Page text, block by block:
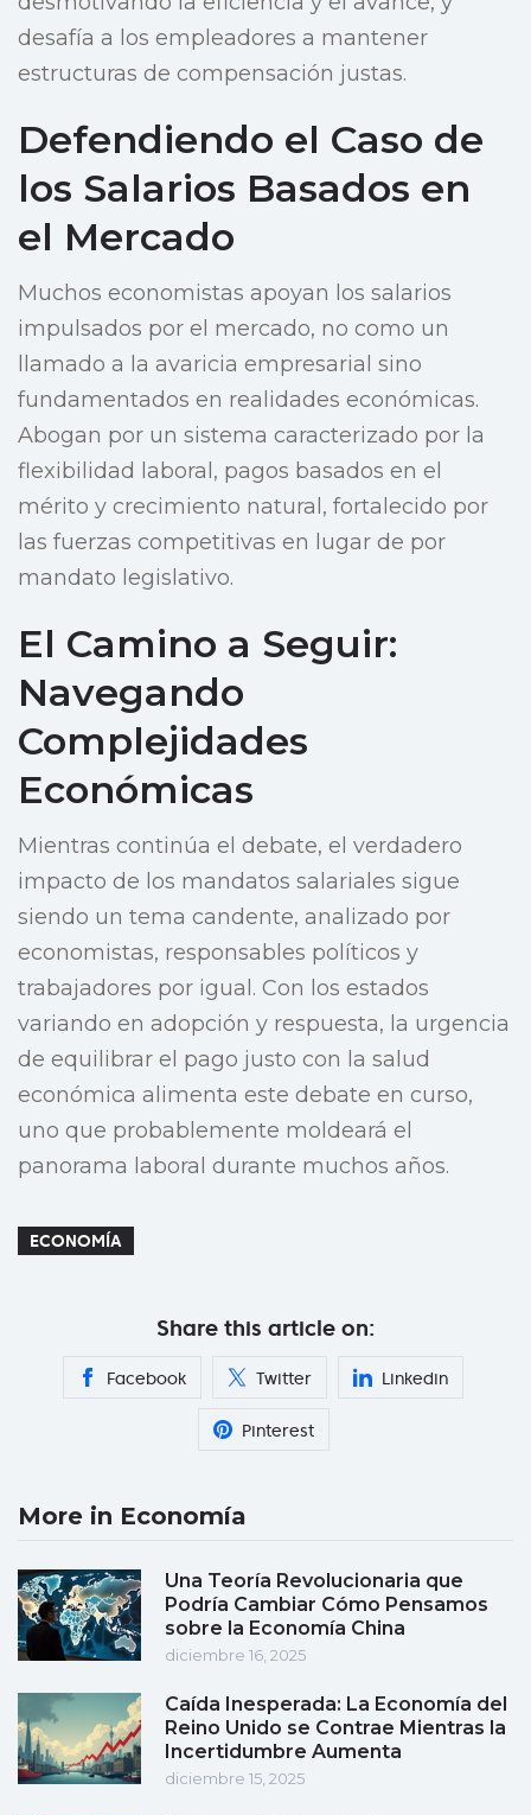
desafía a los empleadores a mantener
estructuras de compensación justas.
Defendiendo el Caso de
los Salarios Basados en
el Mercado
Muchos economistas apoyan los salarios
impulsados por el mercado, no como un
llamado a la avaricia empresarial sino
fundamentados en realidades económicas.
Abogan por un sistema caracterizado por la
flexibilidad laboral, pagos basados en el
mérito y crecimiento natural, fortalecido por
las fuerzas competitivas en lugar de por
mandato legislativo.
El Camino a Seguir:
Navegando
Complejidades
Económicas
Mientras continúa el debate, el verdadero
impacto de los mandatos salariales sigue
siendo un tema candente, analizado por
economistas, responsables políticos y
trabajadores por igual. Con los estados
variando en adopción y respuesta, la urgencia
de equilibrar el pago justo con la salud
económica alimenta este debate en curso,
uno que probablemente moldeará el
panorama laboral durante muchos años.
ECONOMÍA
Share this article on:
Facebook Twitter Linkedin
Pinterest
More in Economía
Una Teoría Revolucionaria que
Podría Cambiar Cómo Pensamos
sobre la Economía China
diciembre 16, 2025
Caída Inesperada: La Economía del
Reino Unido se Contrae Mientras la
Incertidumbre Aumenta
diciembre 15, 2025